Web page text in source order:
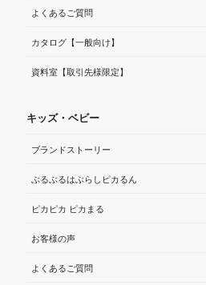
よくあるご質問
カタログ【一般向け】
資料室【取引先様限定】
キッズ・ベビー
ブランドストーリー
ぶるぶるはぶらしピカるん
ピカピカ ピカまる
お客様の声
よくあるご質問